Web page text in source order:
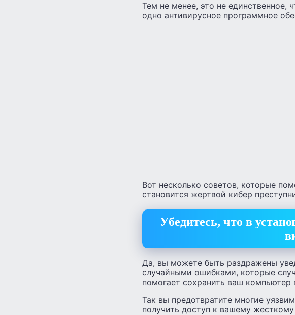
Тем не менее, это не единственное,
одно антивирусное программное
Вот несколько советов, которые
становится жертвой кибер
Убедитесь, что в
Да, вы можете быть раздражены
случайными ошибками, которые
помогает сохранить ваш
Так вы предотвратите многие
получить доступ к вашему жесткому